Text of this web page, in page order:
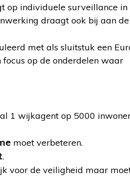
op individuele surveillance in
draagt ook bij aan
met als sluitstuk een
op de onderdelen waar
1 wijkagent op 5000
moet verbeteren.
.
voor de veiligheid maar